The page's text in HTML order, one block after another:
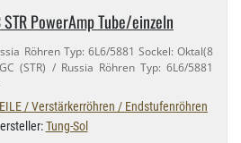
PowerAmp Tube/​einzeln
Röhren Typ: 6L6/​5881 Sockel: Oktal(8
(STR) / Russia Röhren Typ: 6L6/​5881
/ Verstärkerröhren / Endstufenröhren
Tung-Sol